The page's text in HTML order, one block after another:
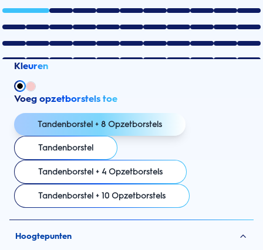
Kleuren
Voeg opzetborstels toe
Tandenborstel + 8 Opzetborstels
Tandenborstel
Tandenborstel + 4 Opzetborstels
Tandenborstel + 10 Opzetborstels
Hoogtepunten